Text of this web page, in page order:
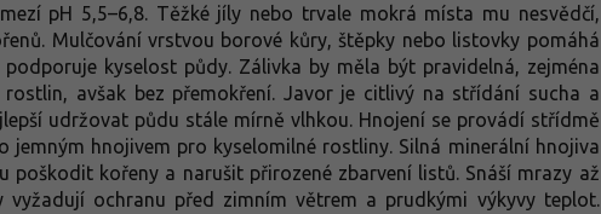
pH 5,5–6,8. Těžké jíly nebo trvale mokrá místa mu nesvědčí,
Mulčování vrstvou borové kůry, štěpky nebo listovky pomáhá
kyselost půdy. Zálivka by měla být pravidelná, zejména
avšak bez přemokření. Javor je citlivý na střídání sucha a
udržovat půdu stále mírně vlhkou. Hnojení se provádí střídmě
jemným hnojivem pro kyselomilné rostliny. Silná minerální hnojiva
poškodit kořeny a narušit přirozené zbarvení listů. Snáší mrazy až
vyžadují ochranu před zimním větrem a prudkými výkyvy teplot.